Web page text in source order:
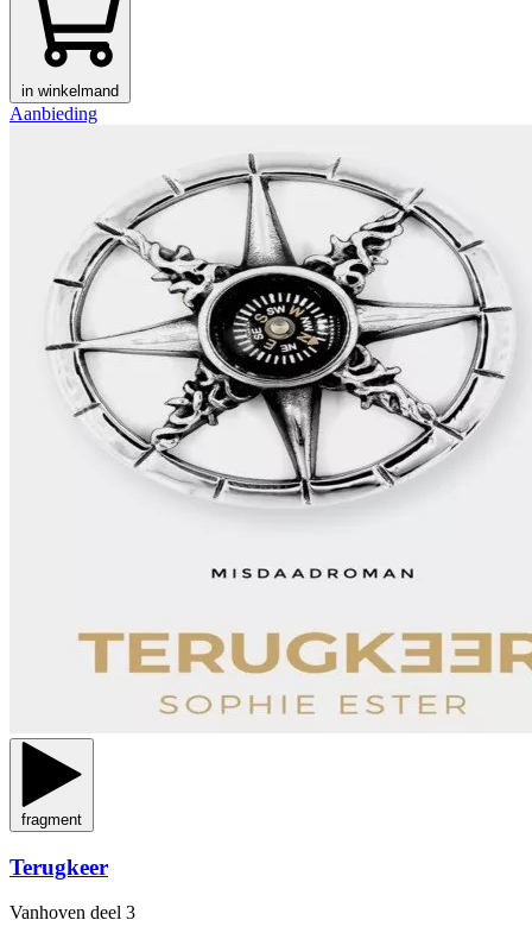
in winkelmand
Aanbieding
fragment
Terugkeer
Vanhoven deel 3